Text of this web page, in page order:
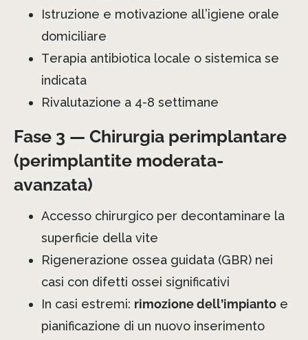
Istruzione e motivazione all’igiene orale
domiciliare
Terapia antibiotica locale o sistemica se
indicata
Rivalutazione a 4-8 settimane
Fase 3 — Chirurgia perimplantare
(perimplantite moderata-
avanzata)
Accesso chirurgico per decontaminare la
superficie della vite
Rigenerazione ossea guidata (GBR) nei
casi con difetti ossei significativi
In casi estremi: rimozione dell’impianto e
pianificazione di un nuovo inserimento